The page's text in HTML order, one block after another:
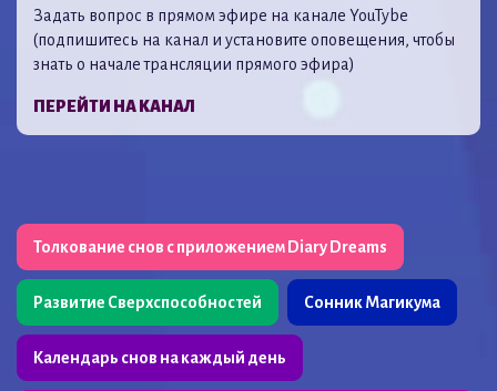
Задать вопрос в прямом эфире на канале YouTybe
(подпишитесь на канал и установите оповещения, чтобы
знать о начале трансляции прямого эфира)
ПЕРЕЙТИ НА КАНАЛ
Толкование снов с приложением Diary Dreams
Развитие Сверхспособностей Сонник Магикума
Календарь снов на каждый день